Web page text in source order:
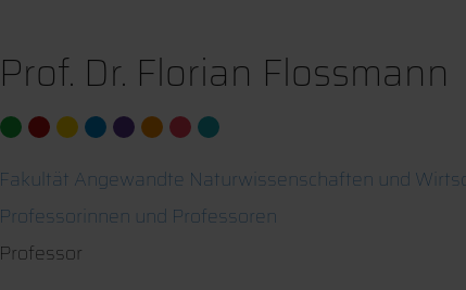
Prof. Dr. Florian Flossmann
Fakultät Angewandte Naturwissenschaften und
Professorinnen und Professoren
Professor